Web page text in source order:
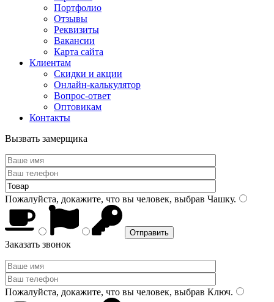
Портфолио
Отзывы
Реквизиты
Вакансии
Карта сайта
Клиентам
Скидки и акции
Онлайн-калькулятор
Вопрос-ответ
Оптовикам
Контакты
Вызвать замерщика
Пожалуйста, докажите, что вы человек, выбрав Чашку.
Заказать звонок
Пожалуйста, докажите, что вы человек, выбрав Ключ.